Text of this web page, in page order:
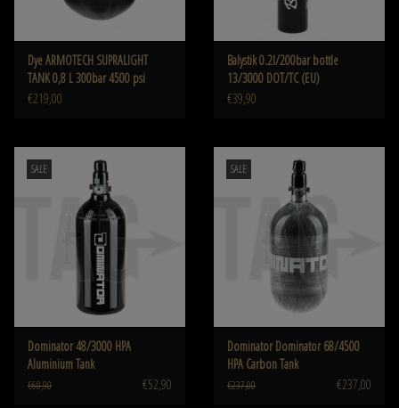
Dye ARMOTECH SUPRALIGHT
TANK 0,8 L 300bar 4500 psi
€219,00
Balystik 0.2l/200bar bottle
13/3000 DOT/TC (EU)
€39,90
SALE
Dominator 48/3000 HPA
Aluminium Tank
€60,90 €52,90
SALE
Dominator Dominator 68/4500
HPA Carbon Tank
€237,00 €237,00